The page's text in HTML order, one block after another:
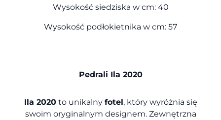
Wysokość siedziska w cm: 40
Wysokość podłokietnika w cm: 57
Pedrali Ila 2020
Ila 2020to unikalny fotel, który wyróżnia się
swoim oryginalnym designem. Zewnętrzna